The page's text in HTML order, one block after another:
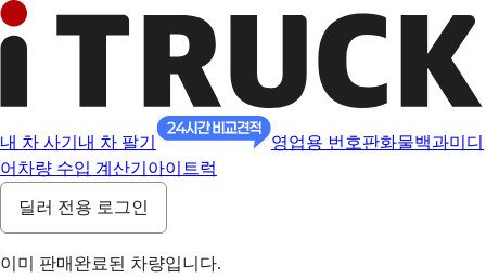
내 차 사기 내 차 팔기 영업용 번호판화물백과미디
어 차량 수입 계산기 아이트럭
딜러 전용 로그인
이미 판매완료된 차량입니다.